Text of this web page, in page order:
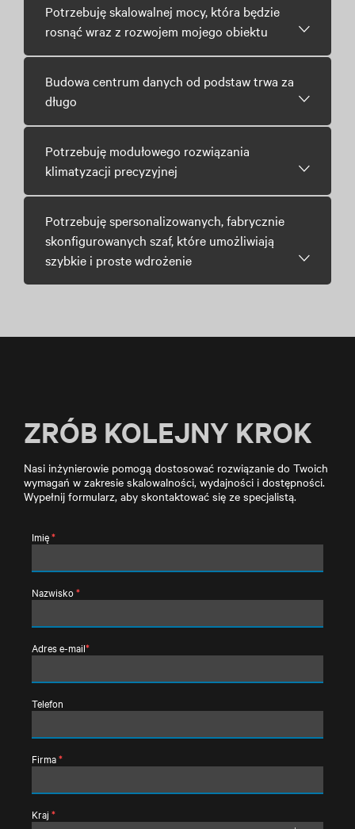
Potrzebuję skalowalnej mocy, która będzie
rosnąć wraz z rozwojem mojego obiektu
Budowa centrum danych od podstaw trwa za
długo
Potrzebuję modułowego rozwiązania
klimatyzacji precyzyjnej
Potrzebuję spersonalizowanych, fabrycznie
skonfigurowanych szaf, które umożliwiają
szybkie i proste wdrożenie
ZRÓB KOLEJNY KROK
Nasi inżynierowie pomogą dostosować rozwiązanie do Twoich
wymagań w zakresie skalowalności, wydajności i dostępności.
Wypełnij formularz, aby skontaktować się ze specjalistą.
Imię*
Nazwisko*
Adres e-mail*
Telefon
Firma*
Kraj *